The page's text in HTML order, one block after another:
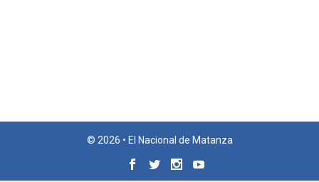
© 2026 • El Nacional de Matanza